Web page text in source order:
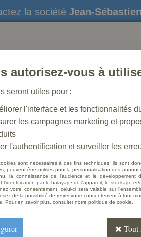
la société Jean-
STATUES CRÈCHES DE
>Mobilier pour chambre funéraire
autorisez-vous à
seront utiles pour :
l'interface et les fonctionnalités
les campagnes marketing et
l'authentification et surveiller les
sont nécessaires à des fins techniques, ils sont
peuvent être utilisés pour la personnalisation des
la connaissance de l'audience et le développement
l'identification par le balayage de l'appareil, le stockage
votre consentement, celui-ci sera valable sur
de la possibilité de retirer votre consentement à tout
Pour en savoir plus, consulter notre politique de cookie.
Tout